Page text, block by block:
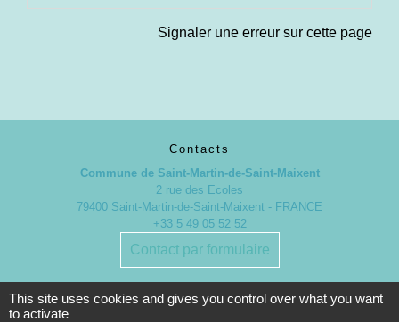
Signaler une erreur sur cette page
Contacts
Commune de Saint-Martin-de-Saint-Maixent
2 rue des Ecoles
79400 Saint-Martin-de-Saint-Maixent - FRANCE
+33 5 49 05 52 52
Contact par formulaire
Nouveaux horaires d’ouverture de la Mairie.
This site uses cookies and gives you control over what you want
to activate